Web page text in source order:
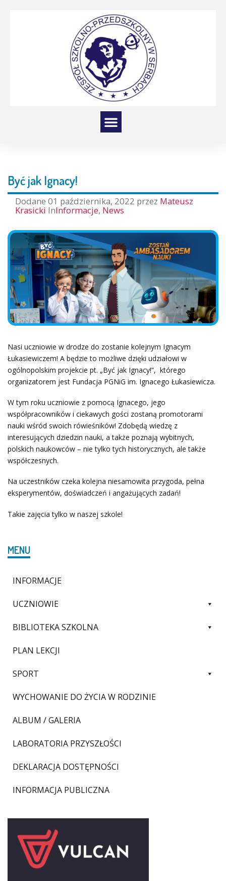
Być jak Ignacy!
Dodane 01 października, 2022 przez Mateusz
Krasicki InInformacje, News
Nasi uczniowie w drodze do zostanie kolejnym Ignacym
Łukasiewiczem! A będzie to możliwe dzięki udziałowi w
ogólnopolskim projekcie pt. „Być jak Ignacy!”, którego
organizatorem jest Fundacja PGNiG im. Ignacego Łukasiewicza.
W tym roku uczniowie z pomocą Ignacego, jego
współpracowników i ciekawych gości zostaną promotorami
nauki wśród swoich rówieśników! Zdobędą wiedzę z
interesujących dziedzin nauki, a także poznają wybitnych,
polskich naukowców – nie tylko tych historycznych, ale także
współczesnych.
Na uczestników czeka kolejna niesamowita przygoda, pełna
eksperymentów, doświadczeń i angażujących zadań!
Takie zajęcia tylko w naszej szkole!
MENU
INFORMACJE
UCZNIOWIE
BIBLIOTEKA SZKOLNA
PLAN LEKCJI
SPORT
WYCHOWANIE DO ŻYCIA W RODZINIE
ALBUM / GALERIA
LABORATORIA PRZYSZŁOŚCI
DEKLARACJA DOSTĘPNOŚCI
INFORMACJA PUBLICZNA